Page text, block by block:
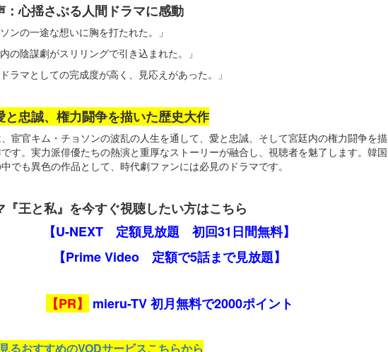
：心揺さぶる人間ドラマに感動
ソンの一途な想いに胸を打たれた。」
内の陰謀劇がスリリングで引き込まれた。」
ドラマとしての完成度が高く、見応えがあった。」
と忠誠、権力闘争を描いた歴史大作
、宦官キム・チョソンの波乱の人生を通して、愛と忠誠、そして宮廷内の権力闘争を描
す。実力派俳優たちの熱演と重厚なストーリーが融合し、視聴者を魅了します。韓国
でも異色の作品として、時代劇ファンには必見のドラマです。
『王と私』を今すぐ視聴したい方はこちら
【U-NEXT 定額見放題 初回31日間無料】
【Prime Video 定額で5話まで見放題】
【PR】 mieru-TV 初月無料で2000ポイント
るおすすめのVODサービスこちらから